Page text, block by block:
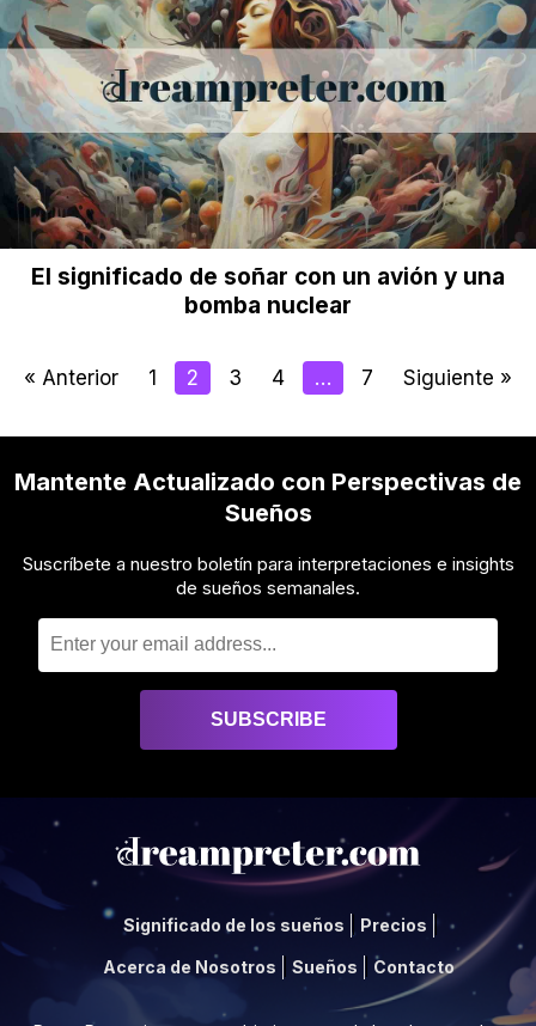
El significado de soñar con un avión y una
bomba nuclear
« Anterior 1 2 3 4 … 7 Siguiente »
Mantente Actualizado con Perspectivas de
Sueños
Suscríbete a nuestro boletín para interpretaciones e insights
de sueños semanales.
Significado de los sueños Precios
Acerca de Nosotros Sueños Contacto